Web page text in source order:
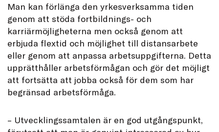
Man kan förlänga den yrkesverksamma tiden
genom att stöda fortbildnings- och
karriärmöjligheterna men också genom att
erbjuda flextid och möjlighet till distansarbete
eller genom att anpassa arbetsuppgifterna. Detta
upprätthåller arbetsförmågan och gör det möjligt
att fortsätta att jobba också för dem som har
begränsad arbetsförmåga.
– Utvecklingssamtalen är en god utgångspunkt,